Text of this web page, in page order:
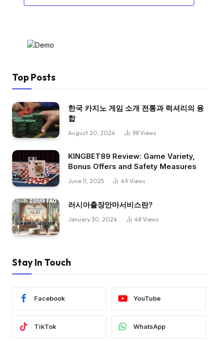
Top Posts
한국 카지노 게임 소개 전통과 럭셔리의 융
합
August 20, 2024 98 Views
KINGBET89 Review: Game Variety,
Bonus Offers and Safety Measures
June 11, 2025 49 Views
러시아출장안마서비스란?
January 30, 2024 48 Views
Stay In Touch
Facebook YouTube
TikTok WhatsApp